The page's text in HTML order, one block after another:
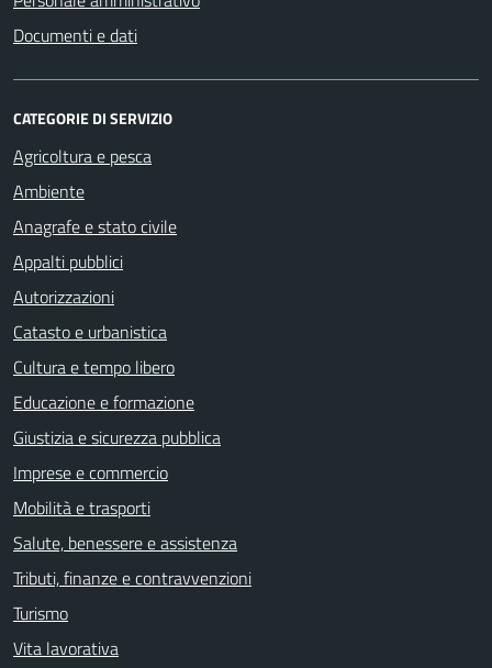
Documenti e dati
CATEGORIE DI SERVIZIO
Agricoltura e pesca
Ambiente
Anagrafe e stato civile
Appalti pubblici
Autorizzazioni
Catasto e urbanistica
Cultura e tempo libero
Educazione e formazione
Giustizia e sicurezza pubblica
Imprese e commercio
Mobilità e trasporti
Salute, benessere e assistenza
Tributi, finanze e contravvenzioni
Turismo
Vita lavorativa